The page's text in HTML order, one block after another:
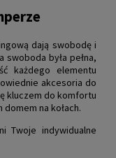
dają swobodę i
była pełna,
każdego elementu
akcesoria do
kluczem do komfortu
na kołach.
Twoje indywidualne